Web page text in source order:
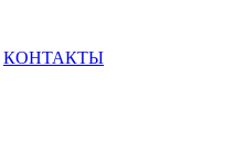
КОНТАКТЫ